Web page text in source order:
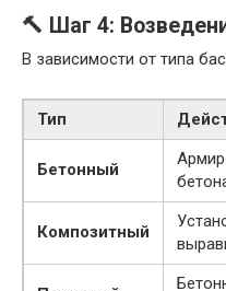
🔨 Шаг 4:
В зависимости от типа
Тип
Бетонный
Композитный